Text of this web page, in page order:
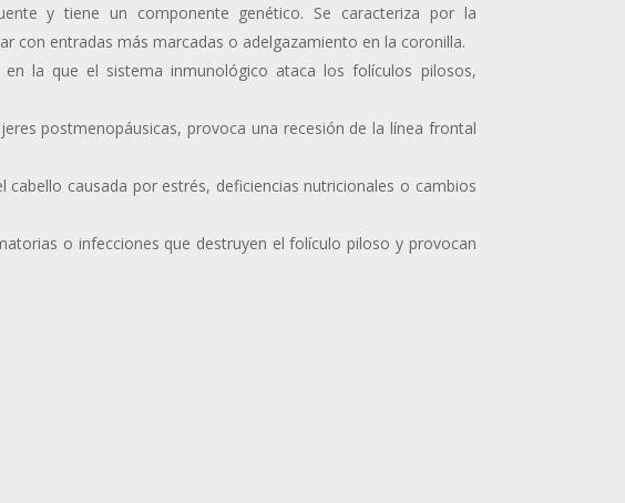
y tiene un componente genético. Se caracteriza por la
con entradas más marcadas o adelgazamiento en la coronilla.
la que el sistema inmunológico ataca los folículos pilosos,
postmenopáusicas, provoca una recesión de la línea frontal
cabello causada por estrés, deficiencias nutricionales o cambios
o infecciones que destruyen el folículo piloso y provocan